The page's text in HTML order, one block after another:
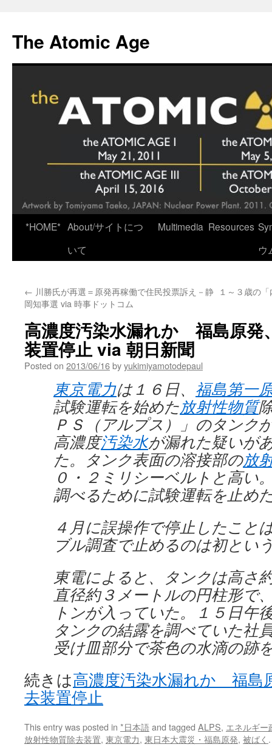
content
The Atomic Age
*HOME* About/サイトにつ
いて
Multimedia Resources
ウ
← 川勝氏が再選＝原発再稼働で住民投票訴え－静
岡知事選 via 時事ドットコム
１～３歳の
高濃度汚染水漏れか 福島原発
装置停止 via 朝日新聞
Posted on 2013/06/16byyukimiyamotodepaul
東京電力は１６日、 福島第一
試験運転を始めた放射性物質
ＰＳ（アルプス）」のタンク
高濃度汚染水が漏れた疑いが
た。タンク表面の溶接部の放
０・２ミリシーベルトと高い
調べるために試験運転を止め
４月に誤操作で停止したこと
ブル調査で止めるのは初とい
東電によると、タンクは高さ
直径約３メートルの円柱形で
トンが入っていた。１５日午
タンクの結露を調べていた社
受け皿部分で茶色の水滴の跡
続きは高濃度汚染水漏れか 福島
去装置停止
This entry was posted in *日本語and tagged ALPS, エネルギー
放射性物質除去装置, 東京電力, 東日本大震災・福島原発, 被ばく